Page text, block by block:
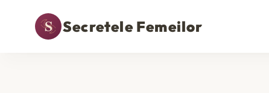
Secretele Femeilor